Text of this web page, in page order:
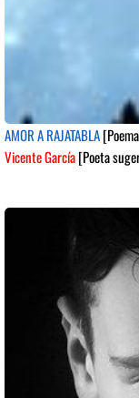
AMOR A RAJATABLA
Vicente García[Poeta